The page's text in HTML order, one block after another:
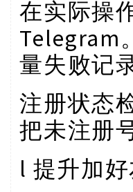
在实际操
Telegram
量失败记
注册状态
把未注册
l 提升加